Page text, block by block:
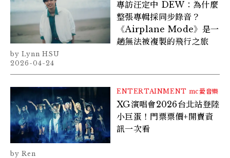
專訪汪定中 DEW：為什麼
整張專輯採同步錄音？
《Airplane Mode》是一
趟無法被複製的飛行之旅
Lynn HSU
2026-04-24
ENTERTAINMENT mc愛音樂
XG演唱會2026台北站登陸
小巨蛋！門票票價+開賣資
訊一次看
Ren